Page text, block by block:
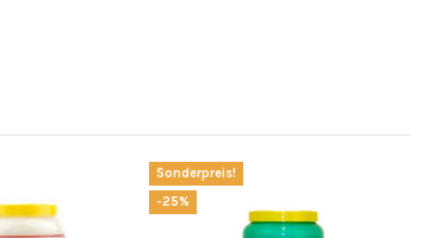
Sonderpreis!
-25%